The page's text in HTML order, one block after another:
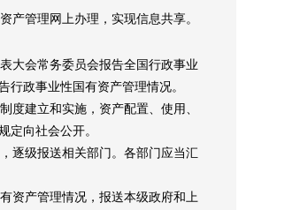
产管理网上办理，实现信息共享。
大会常务委员会报告全国行政事业
政事业性国有资产管理情况。
度建立和实施，资产配置、使用、
定向社会公开。
逐级报送相关部门。各部门应当汇
资产管理情况，报送本级政府和上